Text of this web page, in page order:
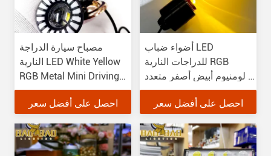
مصباح سيارة الدراجة
النارية LED White Yellow
RGB Metal Mini Driving
Light
احصل على أفضل سعر
أضواء ضباب LED
للدراجات النارية RGB
ألومنيوم أبيض أصفر متعدد
الألوان
احصل على أفضل سعر